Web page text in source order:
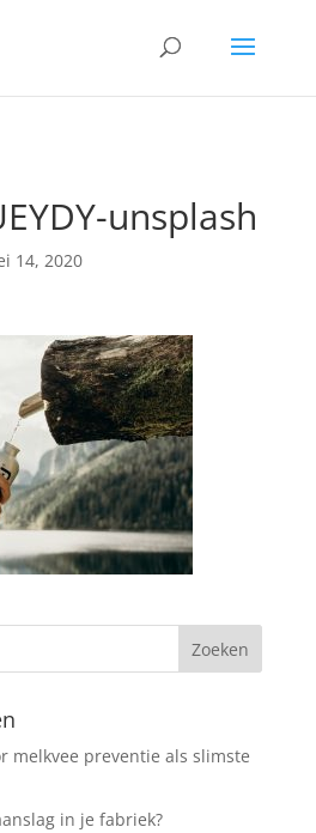
unsplash
14, 2020
melkvee preventie als slimste
in je fabriek?